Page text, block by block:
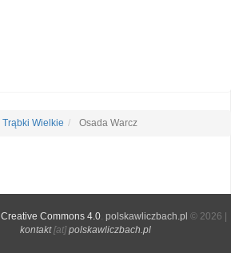
Trąbki Wielkie Osada Warcz
Creative Commons 4.0. polskawliczbach.pl © 2026 |
kontakt[at]polskawliczbach.pl